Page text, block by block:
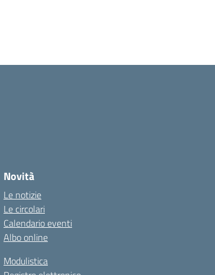
Novità
Le notizie
Le circolari
Calendario eventi
Albo online
Modulistica